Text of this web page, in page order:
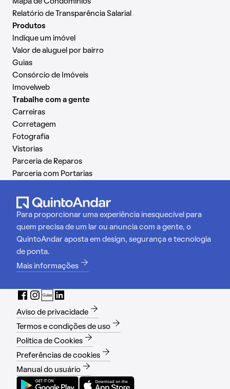
Mapa de Condomínios
Relatório de Transparência Salarial
Produtos
Indique um imóvel
Valor de aluguel por bairro
Guias
Consórcio de Imóveis
Imovelweb
Trabalhe com a gente
Carreiras
Corretagem
Fotografia
Vistorias
Parceria de Reparos
Parceria com Portarias
Para proporcionar uma experiência inesquecível para
quem precisa de um lar ou anuncia com a gente, o
QuintoAndar aposta em design, segurança e tecnologia
de ponta.
Mais informações
Aviso de privacidade
Termos e condições de uso
Política de Cookies
Preferências de cookies
Manual do usuário